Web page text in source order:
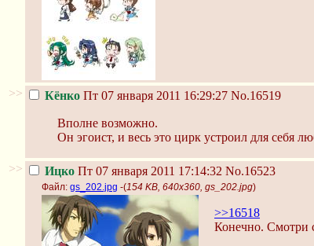
>> Кёнко Пт 07 января 2011 16:29:27 No.16519
Вполне возможно.
Он эгоист, и весь это цирк устроил для себя
>> Ицко Пт 07 января 2011 17:14:32 No.16523
Файл: gs_202.jpg -(154 KB, 640x360, gs_202.jpg)
>>16518
Конечно. Смотри